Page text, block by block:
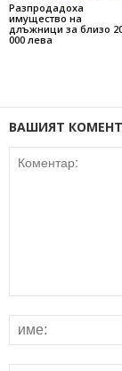
Разпродадоха
имущество на
длъжници за близо
000 лева
ВАШИЯТ